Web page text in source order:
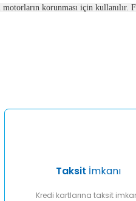
korunması için
Taksit İmkanı
Kredi kartlarına taksit